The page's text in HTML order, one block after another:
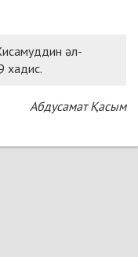
әл-
хадис.
Абдусамат Қасым